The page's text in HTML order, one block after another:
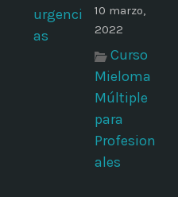
10 marzo,
2022
Curso
Mieloma
Múltiple
para
Profesion
ales